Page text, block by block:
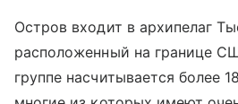
Остров входит в архипелаг
расположенный на границе
группе насчитывается более